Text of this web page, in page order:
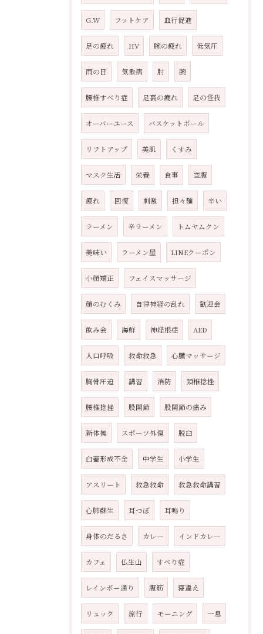
G.W フットケア 血行促進
足の疲れ HV 腕の疲れ 低気圧
雨の日 気象病 肘 腕
腰椎すべり症 足裏の疲れ 足の怪我
オーバーユース バスケットボール
リフトアップ 美肌 くすみ
マスク生活 栄養 食事 空腹
疲れ 回復 刺激 担々麺 辛い
ラーメン 辛ラーメン トムヤムクン
美味い ラーメン屋 LINEクーポン
小顔矯正 フェイスマッサージ
顔のむくみ 自律神経の乱れ 歓迎会
飲み会 海鮮 神経根症 AED
人口呼吸 救命救急 心臓マッサージ
胸骨圧迫 講習 消防 頚椎捻挫
腰椎捻挫 股関節 股関節の痛み
新体操 スポーツ外傷 脱臼
臼蓋形成不全 中学生 小学生
アスリート 救急救命 救急救命講習
心肺蘇生 耳つぼ 耳鳴り
身体のだるさ カレー インドカレー
カフェ 仏生山 すべり症
レインボー通り 腹筋 寝違え
リュック 旅行 モーニング 一息